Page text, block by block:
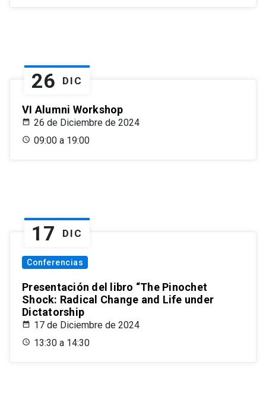
26 DIC
VI Alumni Workshop
26 de Diciembre de 2024
09:00 a 19:00
17 DIC
Conferencias
Presentación del libro “The Pinochet
Shock: Radical Change and Life under
Dictatorship
17 de Diciembre de 2024
13:30 a 14:30